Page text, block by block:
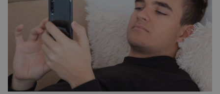
potravinou,“ říká nutriční specialista Colin
Robertson a zdůrazňuje […]